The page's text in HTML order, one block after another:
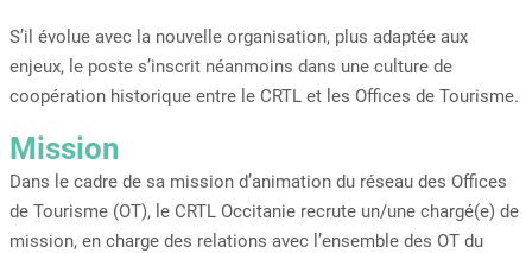
S’il évolue avec la nouvelle organisation, plus adaptée aux
enjeux, le poste s’inscrit néanmoins dans une culture de
coopération historique entre le CRTL et les Offices de Tourisme.
Mission
Dans le cadre de sa mission d’animation du réseau des Offices
de Tourisme (OT), le CRTL Occitanie recrute un/une chargé(e) de
mission, en charge des relations avec l’ensemble des OT du